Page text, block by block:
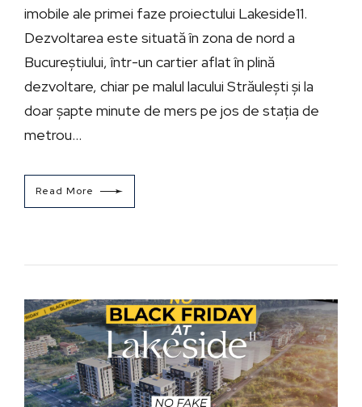
imobile ale primei faze proiectului Lakeside11.
Dezvoltarea este situată în zona de nord a
Bucureștiului, într-un cartier aflat în plină
dezvoltare, chiar pe malul lacului Străulești și la
doar șapte minute de mers pe jos de stația de
metrou...
Read More